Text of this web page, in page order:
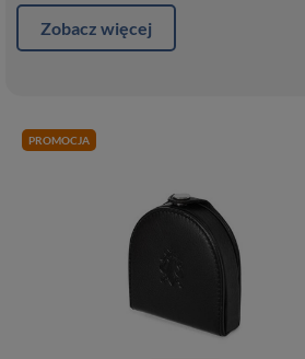
Zobacz więcej
PROMOCJA